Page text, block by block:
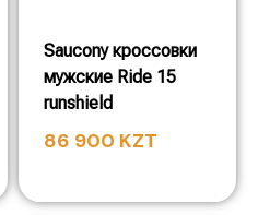
Saucony кроссовки
мужские Ride 15
runshield
86 900 KZT